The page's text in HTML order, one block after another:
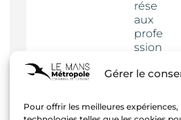
Gérer le
Pour offrir les meilleures
rése
aux
profe
ssion
Actua